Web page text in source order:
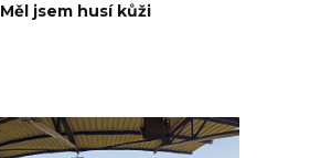
Měl jsem husí kůži